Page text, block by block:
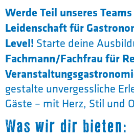
Werde Teil unseres
Leidenschaft für
Level! Starte deine
Fachmann/Fachfrau für
gestalte unvergessliche
Gäste – mit Herz, Stil und
Was wir dir bieten: